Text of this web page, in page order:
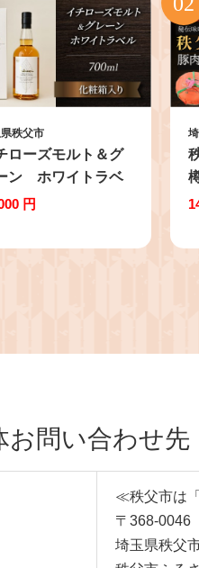
秩父市
ローズモルト＆グ
ン ホワイトラベ
化粧箱入り） ／ 化
ウイスキー 埼玉県
円
お問い合わせ先
≪秩父市は
〒368-0046
埼玉県秩父